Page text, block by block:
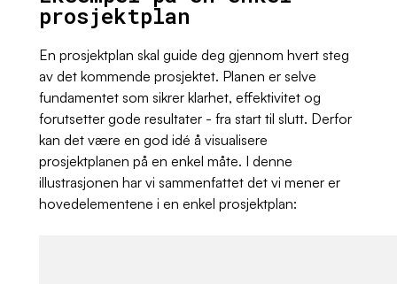
prosjektplan
En prosjektplan skal guide deg gjennom hvert steg
av det kommende prosjektet. Planen er selve
fundamentet som sikrer klarhet, effektivitet og
forutsetter gode resultater - fra start til slutt. Derfor
kan det være en god idé å visualisere
prosjektplanen på en enkel måte. I denne
illustrasjonen har vi sammenfattet det vi mener er
hovedelementene i en enkel prosjektplan: